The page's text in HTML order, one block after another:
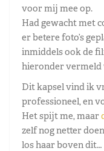
voor mij mee op.
Had gewacht met
er betere foto’s
inmiddels ook de
hieronder vermeld
Dit kapsel vind ik
professioneel, en
Het spijt me, maar
zelf nog netter
los haar boven dit…